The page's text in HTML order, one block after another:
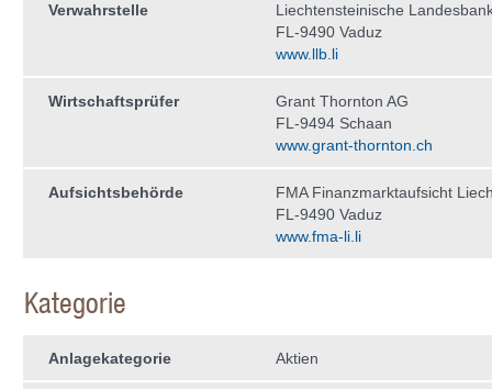
Verwahrstelle
Liechtensteinische
FL-9490 Vaduz
www.llb.li
Wirtschaftsprüfer
Grant Thornton AG
FL-9494 Schaan
www.grant-thornton.ch
Aufsichtsbehörde
FMA Finanzmarktaufsicht
FL-9490 Vaduz
www.fma-li.li
Kategorie
Anlagekategorie Aktien